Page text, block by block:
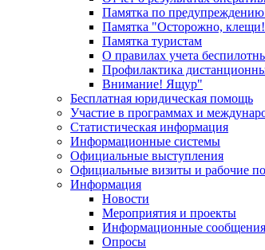
Памятка по
Памятка "Осторожно,
Памятка туристам
О правилах учета
Профилактика
Внимание! Ящур"
Бесплатная юридическая помощь
Участие в программах и
Статистическая информация
Информационные системы
Официальные выступления
Официальные визиты и рабочие
Информация
Новости
Мероприятия и проекты
Информационные сообщения
Опросы